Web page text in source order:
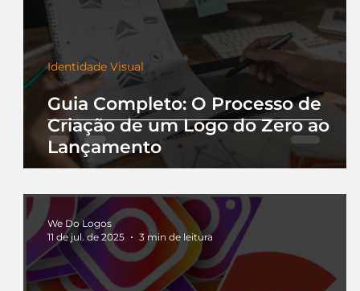
Guia Completo: O Processo de
Criação de um Logo do Zero ao
Lançamento
Identidade Visual
We Do Logos
11 de jul. de 2025
3 min de leitura